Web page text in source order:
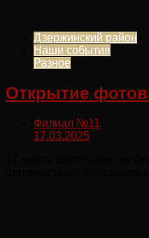
Дзержинский район
Наши события
Разное
Открытие
Филиал №11
17.03.2025